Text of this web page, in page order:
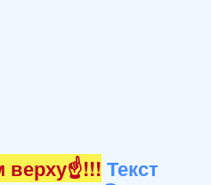
верху☝!!! Текст